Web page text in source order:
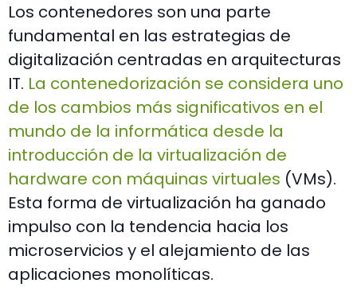
Los contenedores son una parte
fundamental en las estrategias de
digitalización centradas en arquitecturas
IT. La contenedorización se considera uno
de los cambios más significativos en el
mundo de la informática desde la
introducción de la virtualización de
hardware con máquinas virtuales (VMs).
Esta forma de virtualización ha ganado
impulso con la tendencia hacia los
microservicios y el alejamiento de las
aplicaciones monolíticas.